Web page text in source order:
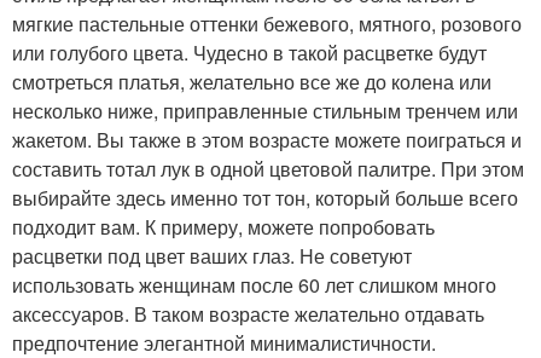
мягкие пастельные оттенки бежевого, мятного, розового
или голубого цвета. Чудесно в такой расцветке будут
смотреться платья, желательно все же до колена или
несколько ниже, приправленные стильным тренчем или
жакетом. Вы также в этом возрасте можете поиграться и
составить тотал лук в одной цветовой палитре. При этом
выбирайте здесь именно тот тон, который больше всего
подходит вам. К примеру, можете попробовать
расцветки под цвет ваших глаз. Не советуют
использовать женщинам после 60 лет слишком много
аксессуаров. В таком возрасте желательно отдавать
предпочтение элегантной минималистичности.